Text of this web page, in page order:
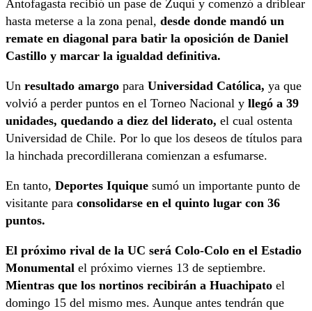
Antofagasta recibió un pase de Zuqui y comenzó a driblear
hasta meterse a la zona penal, desde donde mandó un
remate en diagonal para batir la oposición de Daniel
Castillo y marcar la igualdad definitiva.
Un resultado amargo para Universidad Católica, ya que
volvió a perder puntos en el Torneo Nacional y llegó a 39
unidades, quedando a diez del liderato, el cual ostenta
Universidad de Chile. Por lo que los deseos de títulos para
la hinchada precordillerana comienzan a esfumarse.
En tanto, Deportes Iquique sumó un importante punto de
visitante para consolidarse en el quinto lugar con 36
puntos.
El próximo rival de la UC será Colo-Colo en el Estadio
Monumental el próximo viernes 13 de septiembre.
Mientras que los nortinos recibirán a Huachipato el
domingo 15 del mismo mes. Aunque antes tendrán que